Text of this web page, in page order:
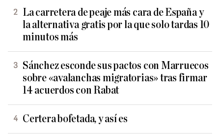
La carretera de peaje más cara de España y
la alternativa gratis por la que solo tardas 10
minutos más
Sánchez esconde sus pactos con Marruecos
sobre «avalanchas migratorias» tras firmar
14 acuerdos con Rabat
Certera bofetada, y así es